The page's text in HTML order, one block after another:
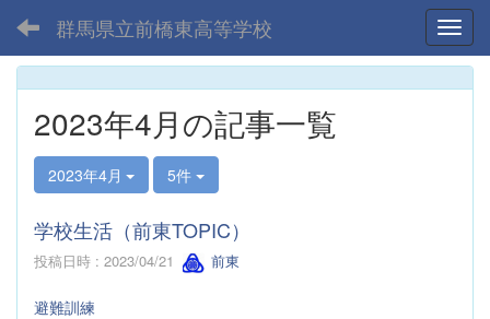
群馬県立前橋東高等学校
2023年4月の記事一覧
2023年4月 5件
学校生活（前東TOPIC）
投稿日時 : 2023/04/21 前東
避難訓練